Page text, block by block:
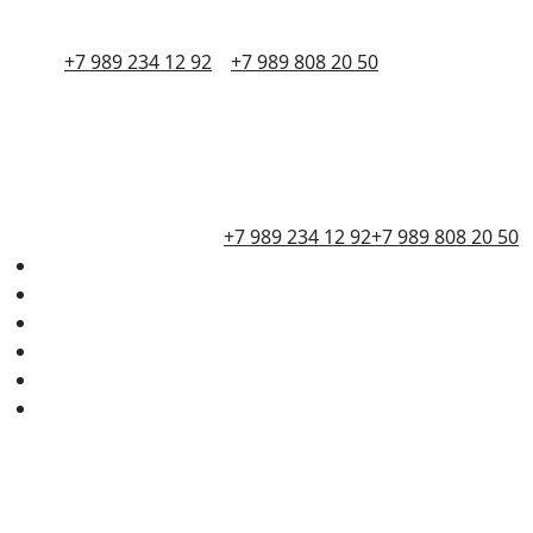
+7 989 234 12 92 +7 989 808 20 50
+7 989 234 12 92+7 989 808 20 50